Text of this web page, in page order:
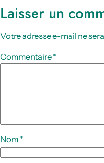
Laisser un
Votre adresse e-mail ne
Commentaire *
Nom *